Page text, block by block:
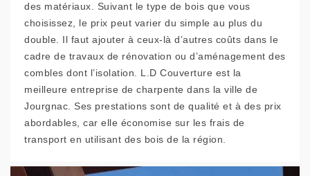
des matériaux. Suivant le type de bois que vous
choisissez, le prix peut varier du simple au plus du
double. Il faut ajouter à ceux-là d’autres coûts dans le
cadre de travaux de rénovation ou d’aménagement des
combles dont l’isolation. L.D Couverture est la
meilleure entreprise de charpente dans la ville de
Jourgnac. Ses prestations sont de qualité et à des prix
abordables, car elle économise sur les frais de
transport en utilisant des bois de la région.